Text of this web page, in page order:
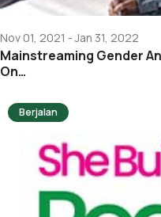
Nov 01, 2021 - Jan 31, 2022
Mainstreaming Gender
On…
Berjalan